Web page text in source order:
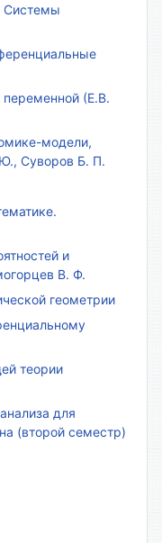
Системы
переменной (Е.В.
модели,
Суворов Б. П.
и
В. Ф.
геометрии
теории
для
(второй семестр)